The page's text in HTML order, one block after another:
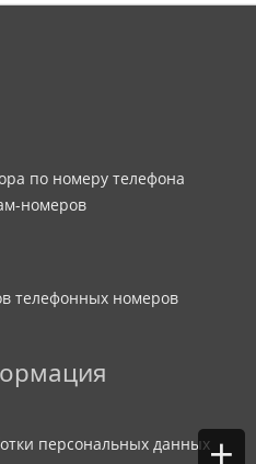
по номеру телефона
номеров
телефонных номеров
персональных данных